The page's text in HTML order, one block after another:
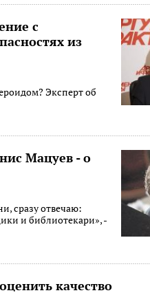
с
из
Эксперт об
Мацуев - о
сразу отвечаю:
и библиотекари», -
качество